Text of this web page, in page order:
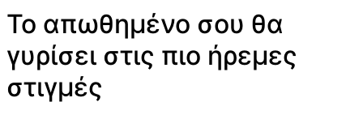
Το απωθημένο σου θα
γυρίσει στις πιο ήρεμες
στιγμές